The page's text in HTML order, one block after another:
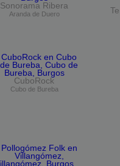
Sonorama Ribera
Aranda de Duero
CuboRock
Cubo de Bureba